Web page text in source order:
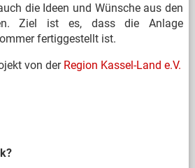
die Ideen und Wünsche aus den
Ziel ist es, dass die Anlage
fertiggestellt ist.
von der Region Kassel-Land e.V.